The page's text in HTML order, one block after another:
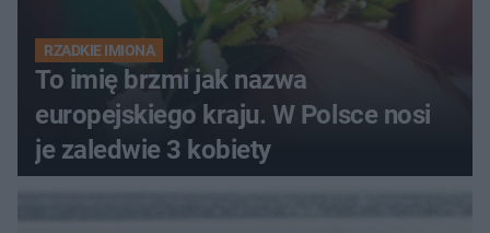
RZADKIE IMIONA
To imię brzmi jak nazwa
europejskiego kraju. W Polsce nosi
je zaledwie 3 kobiety